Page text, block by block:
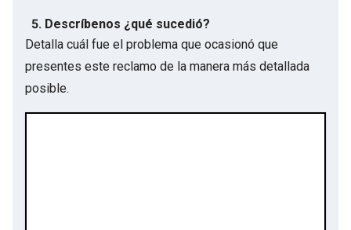
5. Descríbenos ¿qué sucedió?
Detalla cuál fue el problema que ocasionó que
presentes este reclamo de la manera más detallada
posible.